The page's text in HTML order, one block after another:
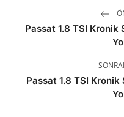
Passat 1.8 TSI Kronik
Passat 1.8 TSI Kronik